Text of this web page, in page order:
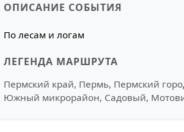
ОПИСАНИЕ СОБЫТИЯ
По лесам и логам
ЛЕГЕНДА МАРШРУТА
Пермский край, Пермь, Пермский
Южный микрорайон, Садовый,